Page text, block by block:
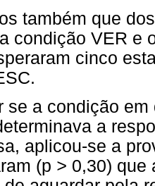
também que
condição VER e
cinco
se a condição
a
aplicou-se a
(p > 0,30) que